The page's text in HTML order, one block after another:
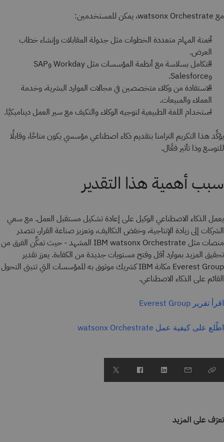
مع watsonx Orchestrate، يمكن للمستخدمين:
أتمتة المهام متعددة الخطوات مثل جدولة المقابلات وإنشاء خطاب
العرض.
التكامل بسلاسة مع أنظمة المؤسسات مثل Workday وSAP
وSalesforce.
الاستفادة من وكلاء متخصصين في مجالات الموارد البشرية، وخدمة
العملاء والمبيعات.
استخدام اللغة الطبيعية لتوجيه الوكلاء والتكيف مع سير العمل ديناميكيًا.
يؤكِّد هذا التكريم التزامنا بتقديم ذكاء اصطناعي مؤسسي يكون متاحًا، وقابلًا
للتوسع وذا تأثير فعَّال.
سبب أهمية هذا التقدير
يعمل الذكاء الاصطناعي الوكيل على إعادة تشكيل مستقبل العمل. مع سعي
الشركات إلى زيادة الإنتاجية، وخفض التكاليف، وتعزيز صناعة القرار، تتصدر
منصات مثل IBM watsonx Orchestrate المشهد - حيث تمكِّن الفرق من
تحقيق المزيد بموارد أقل وفتح مستويات جديدة من الكفاءة. يعزز تقدير
Everest Group مكانة IBM كشريك موثوق به للمؤسسات التي تتبنى التحول
القائم على الذكاء الاصطناعي.
اقرأ تقرير Everest Group
اطّلع على كيفية عمل watsonx Orchestrate
تعرّف على المزيد